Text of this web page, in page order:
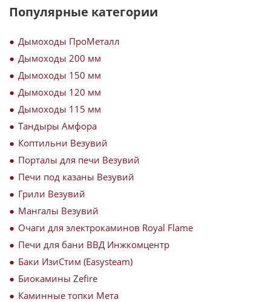
Популярные категории
Дымоходы ПроМеталл
Дымоходы 200 мм
Дымоходы 150 мм
Дымоходы 120 мм
Дымоходы 115 мм
Тандыры Амфора
Коптильни Везувий
Порталы для печи Везувий
Печи под казаны Везувий
Грили Везувий
Мангалы Везувий
Очаги для электрокаминов Royal Flame
Печи для бани ВВД Инжкомцентр
Баки ИзиСтим (Easysteam)
Биокамины Zefire
Каминные топки Мета